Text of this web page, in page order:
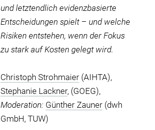
und letztendlich evidenzbasierte
Entscheidungen spielt – und welche
Risiken entstehen, wenn der Fokus
zu stark auf Kosten gelegt wird.
Christoph Strohmaier (AIHTA),
Stephanie Lackner, (GOEG),
Moderation: Günther Zauner (dwh
GmbH, TUW)